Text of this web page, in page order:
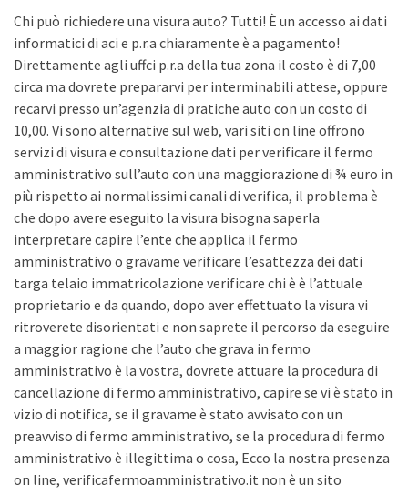
Chi può richiedere una visura auto? Tutti! È un accesso ai dati
informatici di aci e p.r.a chiaramente è a pagamento!
Direttamente agli uffci p.r.a della tua zona il costo è di 7,00
circa ma dovrete prepararvi per interminabili attese, oppure
recarvi presso un’agenzia di pratiche auto con un costo di
10,00. Vi sono alternative sul web, vari siti on line offrono
servizi di visura e consultazione dati per verificare il fermo
amministrativo sull’auto con una maggiorazione di ¾ euro in
più rispetto ai normalissimi canali di verifica, il problema è
che dopo avere eseguito la visura bisogna saperla
interpretare capire l’ente che applica il fermo
amministrativo o gravame verificare l’esattezza dei dati
targa telaio immatricolazione verificare chi è è l’attuale
proprietario e da quando, dopo aver effettuato la visura vi
ritroverete disorientati e non saprete il percorso da eseguire
a maggior ragione che l’auto che grava in fermo
amministrativo è la vostra, dovrete attuare la procedura di
cancellazione di fermo amministrativo, capire se vi è stato in
vizio di notifica, se il gravame è stato avvisato con un
preavviso di fermo amministrativo, se la procedura di fermo
amministrativo è illegittima o cosa, Ecco la nostra presenza
on line, verificafermoamministrativo.it non è un sito